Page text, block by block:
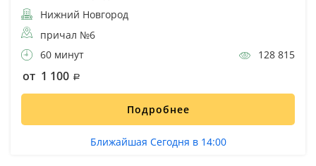
Нижний Новгород
причал №6
60 минут
128 815
от 1 100
Подробнее
Ближайшая Сегодня в 14:00